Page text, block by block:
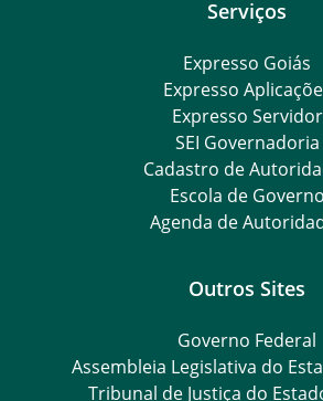
Cadastro de
Escola de Governo
Agenda de
Outros Sites
Governo Federal
Assembleia Legislativa do
Ministério Público do
Controladoria-Geral do
Diário Oficial